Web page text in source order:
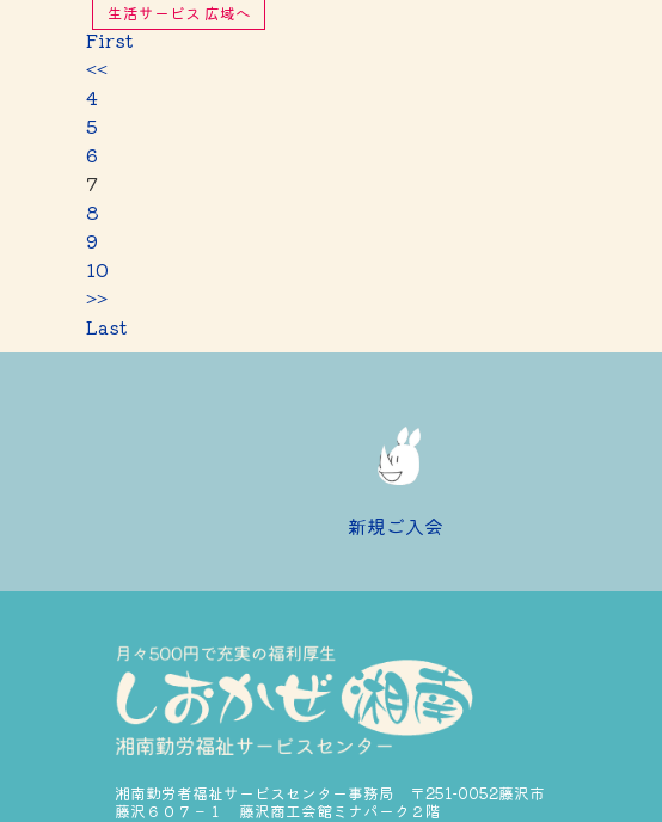
生活サービス 広域へ
First
<<
4
5
6
7
8
9
10
>>
Last
新規ご入会
湘南勤労者福祉サービスセンター事務局 〒251-0052藤沢市
藤沢６０７－１ 藤沢商工会館ミナパーク２階